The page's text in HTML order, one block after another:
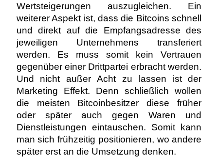
Wertsteigerungen auszugleichen. Ein
weiterer Aspekt ist, dass die Bitcoins schnell
und direkt auf die Empfangsadresse des
jeweiligen Unternehmens transferiert
werden. Es muss somit kein Vertrauen
gegenüber einer Drittpartei erbracht werden.
Und nicht außer Acht zu lassen ist der
Marketing Effekt. Denn schließlich wollen
die meisten Bitcoinbesitzer diese früher
oder später auch gegen Waren und
Dienstleistungen eintauschen. Somit kann
man sich frühzeitig positionieren, wo andere
später erst an die Umsetzung denken.